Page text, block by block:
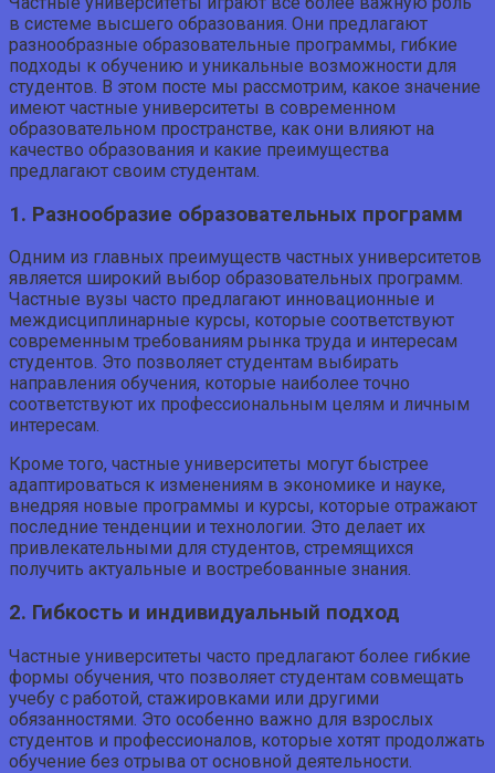
в системе высшего образования. Они предлагают
разнообразные образовательные программы, гибкие
подходы к обучению и уникальные возможности для
студентов. В этом посте мы рассмотрим, какое значение
имеют частные университеты в современном
образовательном пространстве, как они влияют на
качество образования и какие преимущества
предлагают своим студентам.
1. Разнообразие образовательных программ
Одним из главных преимуществ частных университетов
является широкий выбор образовательных программ.
Частные вузы часто предлагают инновационные и
междисциплинарные курсы, которые соответствуют
современным требованиям рынка труда и интересам
студентов. Это позволяет студентам выбирать
направления обучения, которые наиболее точно
соответствуют их профессиональным целям и личным
интересам.
Кроме того, частные университеты могут быстрее
адаптироваться к изменениям в экономике и науке,
внедряя новые программы и курсы, которые отражают
последние тенденции и технологии. Это делает их
привлекательными для студентов, стремящихся
получить актуальные и востребованные знания.
2. Гибкость и индивидуальный подход
Частные университеты часто предлагают более гибкие
формы обучения, что позволяет студентам совмещать
учебу с работой, стажировками или другими
обязанностями. Это особенно важно для взрослых
студентов и профессионалов, которые хотят продолжать
обучение без отрыва от основной деятельности.